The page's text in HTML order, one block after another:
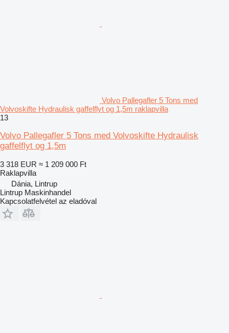
Volvo Pallegafler 5 Tons med
Volvoskifte Hydraulisk gaffelflyt og 1,5m raklapvilla
13
Volvo Pallegafler 5 Tons med Volvoskifte Hydraulisk
gaffelflyt og 1,5m
3 318 EUR ≈ 1 209 000 Ft
Raklapvilla
Dánia, Lintrup
Lintrup Maskinhandel
Kapcsolatfelvétel az eladóval